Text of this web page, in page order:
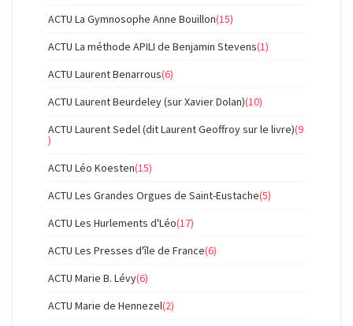
ACTU La Gymnosophe Anne Bouillon(15)
ACTU La méthode APILI de Benjamin Stevens(1)
ACTU Laurent Benarrous(6)
ACTU Laurent Beurdeley (sur Xavier Dolan)(10)
ACTU Laurent Sedel (dit Laurent Geoffroy sur le livre)(9
)
ACTU Léo Koesten(15)
ACTU Les Grandes Orgues de Saint-Eustache(5)
ACTU Les Hurlements d'Léo(17)
ACTU Les Presses d'île de France(6)
ACTU Marie B. Lévy(6)
ACTU Marie de Hennezel(2)